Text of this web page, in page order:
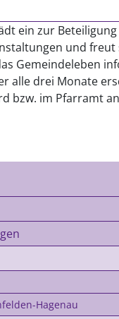
ein zur
und
Gemeindeleben
alle drei Monate
bzw. im Pfarramt
Hagenau